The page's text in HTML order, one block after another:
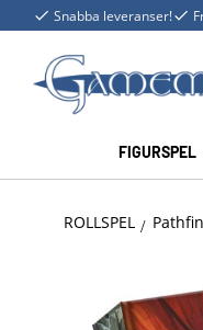
Snabba leveranser!
FIGURSPEL
ROLLSPEL